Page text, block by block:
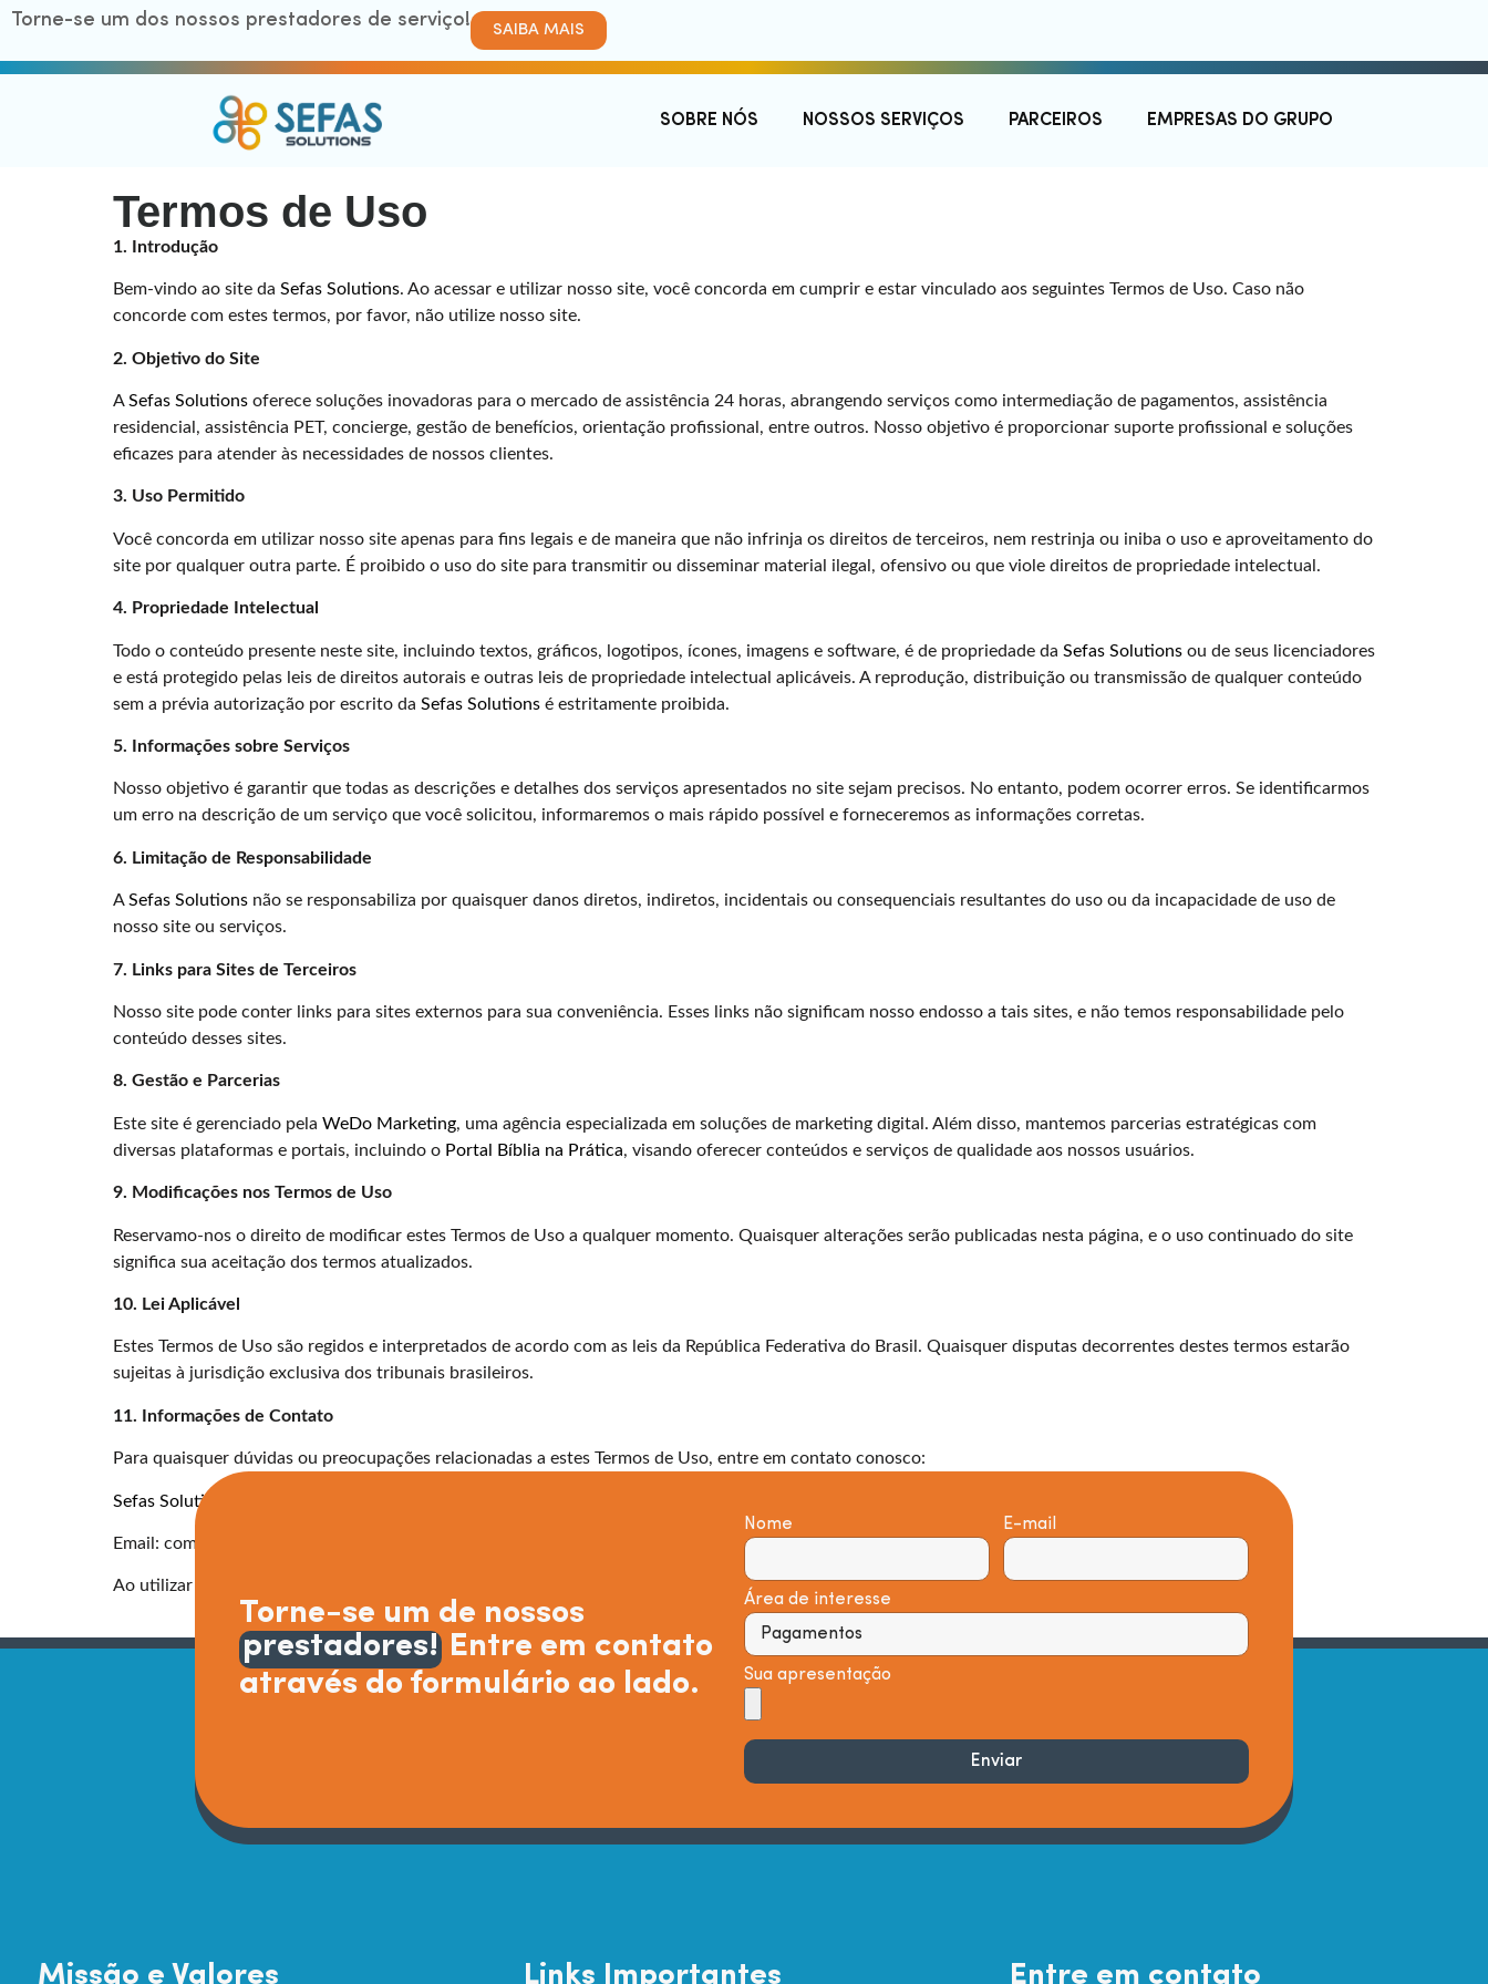
Torne-se um dos nossos prestadores de serviço! SAIBA MAIS
SOBRE NÓS NOSSOS SERVIÇOS PARCEIROS EMPRESAS DO GRUPO
Termos de Uso
1. Introdução
Bem-vindo ao site da Sefas Solutions. Ao acessar e utilizar nosso site, você concorda em cumprir e estar vinculado aos seguintes Termos de Uso. Caso não
concorde com estes termos, por favor, não utilize nosso site.
2. Objetivo do Site
ASefas Solutions oferece soluções inovadoras para o mercado de assistência 24 horas, abrangendo serviços como intermediação de pagamentos, assistência
residencial, assistência PET, concierge, gestão de benefícios, orientação profissional, entre outros. Nosso objetivo é proporcionar suporte profissional e soluções
eficazes para atender às necessidades de nossos clientes.
3. Uso Permitido
Você concorda em utilizar nosso site apenas para fins legais e de maneira que não infrinja os direitos de terceiros, nem restrinja ou iniba o uso e aproveitamento do
site por qualquer outra parte. É proibido o uso do site para transmitir ou disseminar material ilegal, ofensivo ou que viole direitos de propriedade intelectual.
4. Propriedade Intelectual
Todo o conteúdo presente neste site, incluindo textos, gráficos, logotipos, ícones, imagens e software, é de propriedade da Sefas Solutions ou de seus licenciadores
e está protegido pelas leis de direitos autorais e outras leis de propriedade intelectual aplicáveis. A reprodução, distribuição ou transmissão de qualquer conteúdo
sem a prévia autorização por escrito da Sefas Solutions é estritamente proibida.
5. Informações sobre Serviços
Nosso objetivo é garantir que todas as descrições e detalhes dos serviços apresentados no site sejam precisos. No entanto, podem ocorrer erros. Se identificarmos
um erro na descrição de um serviço que você solicitou, informaremos o mais rápido possível e forneceremos as informações corretas.
6. Limitação de Responsabilidade
ASefas Solutions não se responsabiliza por quaisquer danos diretos, indiretos, incidentais ou consequenciais resultantes do uso ou da incapacidade de uso de
nosso site ou serviços.
7. Links para Sites de Terceiros
Nosso site pode conter links para sites externos para sua conveniência. Esses links não significam nosso endosso a tais sites, e não temos responsabilidade pelo
conteúdo desses sites.
8. Gestão e Parcerias
Este site é gerenciado pela WeDo Marketing, uma agência especializada em soluções de marketing digital. Além disso, mantemos parcerias estratégicas com
diversas plataformas e portais, incluindo o Portal Bíblia na Prática, visando oferecer conteúdos e serviços de qualidade aos nossos usuários.
9. Modificações nos Termos de Uso
Reservamo-nos o direito de modificar estes Termos de Uso a qualquer momento. Quaisquer alterações serão publicadas nesta página, e o uso continuado do site
significa sua aceitação dos termos atualizados.
10. Lei Aplicável
Estes Termos de Uso são regidos e interpretados de acordo com as leis da República Federativa do Brasil. Quaisquer disputas decorrentes destes termos estarão
sujeitas à jurisdição exclusiva dos tribunais brasileiros.
11. Informações de Contato
Para quaisquer dúvidas ou preocupações relacionadas a estes Termos de Uso, entre em contato conosco:
Sefas Solutions
Email: comercial@sefassolutions.com.br
Ao utilizar nosso site, você reconhece que leu, compreendeu e concorda em estar vinculado a estes Termos de Uso.
Torne-se um de nossos
prestadores! Entre em contato
através do formulário ao lado.
Nome E-mail
Área de interesse
Sua apresentação
Enviar
Missão e Valores Links Importantes Entre em contato